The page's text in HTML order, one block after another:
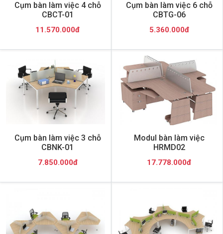
Cụm bàn làm việc 4 chỗ
CBCT-01
11.570.000đ
Cụm bàn làm việc 6 chỗ
CBTG-06
5.360.000đ
Cụm bàn làm việc 3 chỗ
CBNK-01
7.850.000đ
Modul bàn làm việc
HRMD02
17.778.000đ